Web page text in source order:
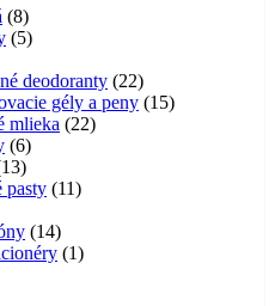
88
produktov
55
deodoranty 2222
produktov
gély a peny 1515
mlieka 2222
66
produktov
1313
produktov
pasty 1111
1414
produktov
11